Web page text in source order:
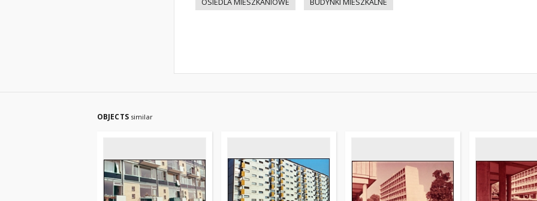
OSIEDLA MIESZKANIOWE
BUDYNKI MIESZKALNE
OBJECTS similar